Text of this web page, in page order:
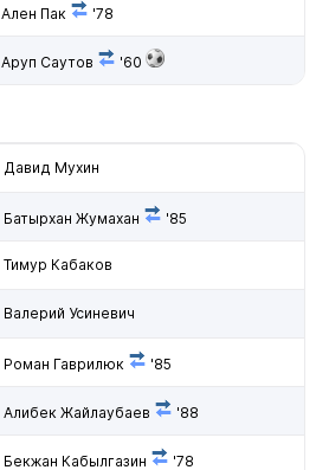
Ален Пак '78
Аруп Саутов '60
Давид Мухин
Батырхан Жумахан '85
Тимур Кабаков
Валерий Усиневич
Роман Гаврилюк '85
Алибек Жайлаубаев '88
Бекжан Кабылгазин '78